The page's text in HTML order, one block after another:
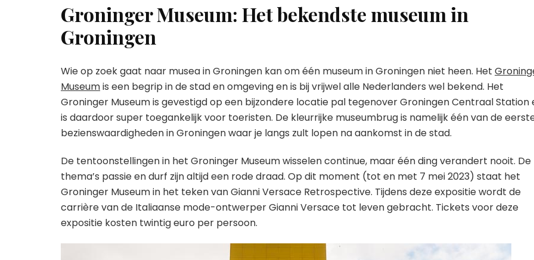
Groninger Museum: Het bekendste museum in
Groningen
Wie op zoek gaat naar musea in Groningen kan om één museum in Groningen niet heen. Het
Museumis een begrip in de stad en omgeving en is bij vrijwel alle Nederlanders wel bekend. Het
Groninger Museum is gevestigd op een bijzondere locatie pal tegenover Groningen Centraal Station
is daardoor super toegankelijk voor toeristen. De kleurrijke museumbrug is namelijk één van de
bezienswaardigheden in Groningen waar je langs zult lopen na aankomst in de stad.
De tentoonstellingen in het Groninger Museum wisselen continue, maar één ding verandert nooit. De
thema’s passie en durf zijn altijd een rode draad. Op dit moment (tot en met 7 mei 2023) staat het
Groninger Museum in het teken van Gianni Versace Retrospective. Tijdens deze expositie wordt de
carrière van de Italiaanse mode-ontwerper Gianni Versace tot leven gebracht. Tickets voor deze
expositie kosten twintig euro per persoon.